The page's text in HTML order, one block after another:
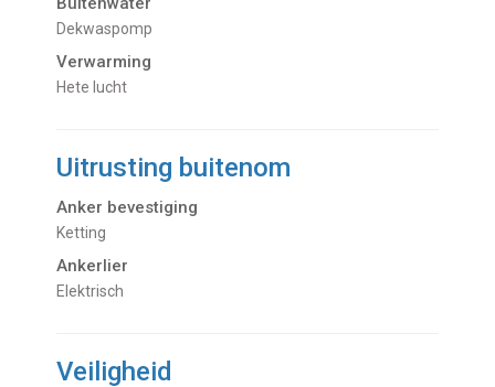
dekwaspomp
Verwarming
hete lucht
Uitrusting buitenom
Anker bevestiging
Ketting
Ankerlier
Elektrisch
Veiligheid